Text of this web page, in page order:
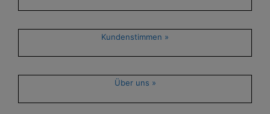
Kundenstimmen »
Über uns »